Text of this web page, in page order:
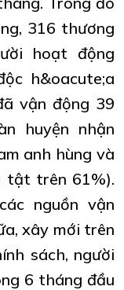
316 thương
hoạt động
h&oacute;a
vận động 39
huyện nhận
anh hùng và
tật trên 61%).
nguồn vận
xây mới trên
sách, người
6 tháng đầu